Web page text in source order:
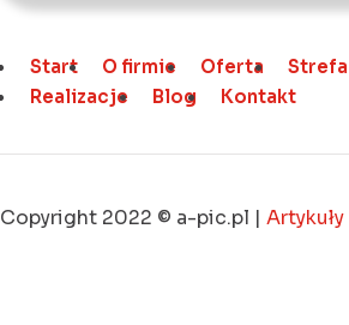
Start O firmie Oferta
Realizacje
Blog Kontakt
Copyright 2022 © a-pic.pl | Artykuły